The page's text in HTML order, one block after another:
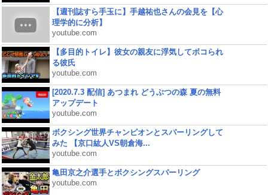
【週刊誌すら手玉に】手越祐也さんの会見を【心
理学的に分析】
youtube.com
【多目的トイレ】彼女の親友に浮気してボコられ
る彼氏
youtube.com
[2020.7.3 配信] あつまれ どうぶつの森 夏の無料
アップデート
youtube.com
ボクシング世界チャンピオンとスパーリングして
みた 【京口紘人VS朝倉海...
youtube.com
亀田京之介選手とボクシングスパーリング
youtube.com